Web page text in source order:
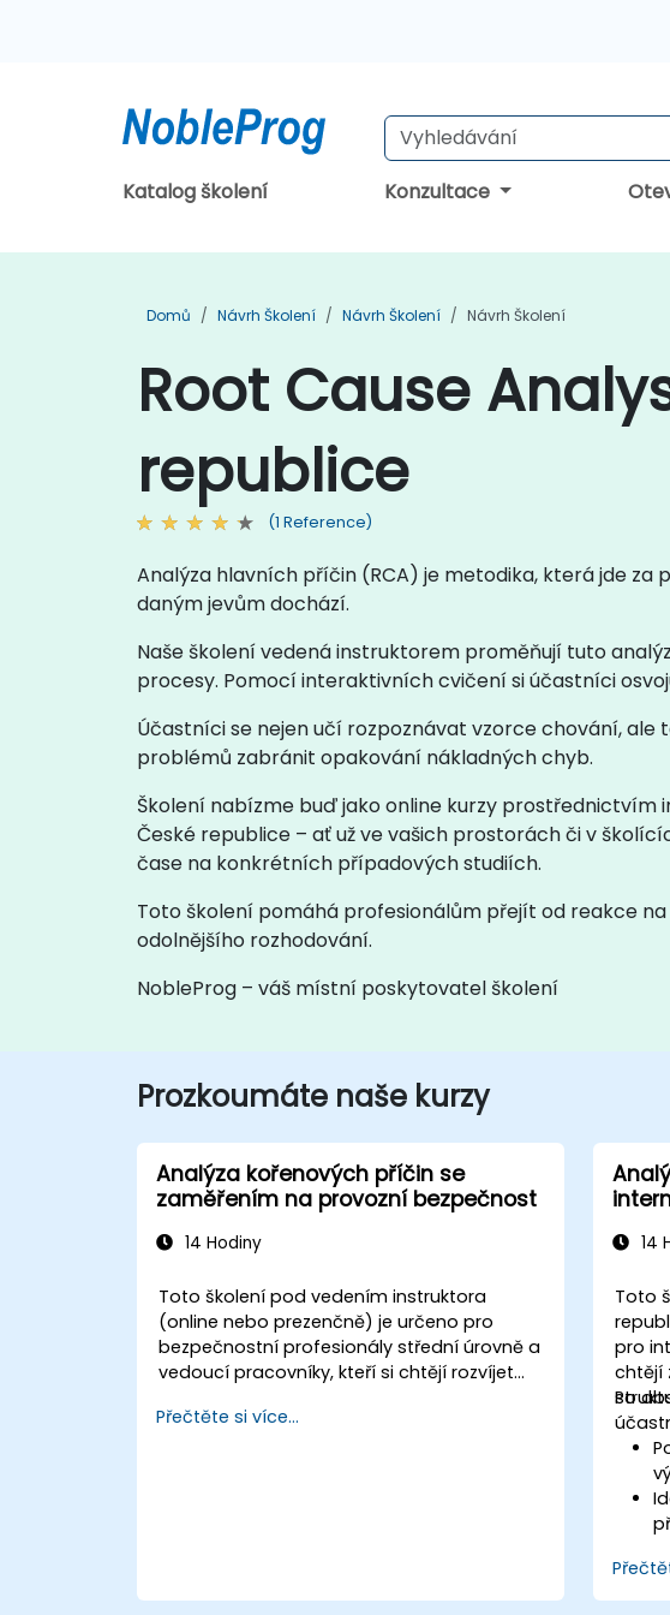
Katalog školení Konzultace
Domů Návrh Školení Návrh Školení Návrh Školení
Root Cause
republice
(1 Reference)
Analýza hlavních příčin (RCA) je metodika, která jde
daným jevům dochází.
Naše školení vedená instruktorem proměňují tuto
procesy. Pomocí interaktivních cvičení si účastníci
Účastníci se nejen učí rozpoznávat vzorce chování,
problémů zabránit opakování nákladných chyb.
Školení nabízme buď jako online kurzy prostřednictvím
České republice – ať už ve vašich prostorách či v
čase na konkrétních případových studiích.
Toto školení pomáhá profesionálům přejít od reakce
odolnějšího rozhodování.
NobleProg – váš místní poskytovatel školení
Prozkoumáte naše kurzy
Analýza kořenových příčin se
zaměřením na provozní bezpečnost
14 Hodiny
Toto školení pod vedením instruktora
(online nebo prezenčně) je určeno pro
bezpečnostní profesionály střední úrovně a
vedoucí pracovníky, kteří si chtějí rozvíjet
odhalování systémových slabin a
Přečtěte si více...
14
Toto
pro
chtějí
Po
5